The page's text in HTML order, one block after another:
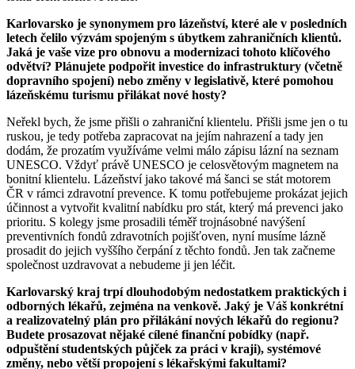
Karlovarsko je synonymem pro lázeňství, které ale v posledních
letech čelilo výzvám spojeným s úbytkem zahraničních klientů.
Jaká je vaše vize pro obnovu a modernizaci tohoto klíčového
odvětví? Plánujete podpořit investice do infrastruktury (včetně
dopravního spojení) nebo změny v legislativě, které pomohou
lázeňskému turismu přilákat nové hosty?
Neřekl bych, že jsme přišli o zahraniční klientelu. Přišli jsme jen o tu
ruskou, je tedy potřeba zapracovat na jejím nahrazení a tady jen
dodám, že prozatím využíváme velmi málo zápisu lázní na seznam
UNESCO. Vždyť právě UNESCO je celosvětovým magnetem na
bonitní klientelu. Lázeňství jako takové má šanci se stát motorem
ČR v rámci zdravotní prevence. K tomu potřebujeme prokázat jejich
účinnost a vytvořit kvalitní nabídku pro stát, který má prevenci jako
prioritu. S kolegy jsme prosadili téměř trojnásobné navýšení
preventivních fondů zdravotních pojišťoven, nyní musíme lázně
prosadit do jejich vyššího čerpání z těchto fondů. Jen tak začneme
společnost uzdravovat a nebudeme ji jen léčit.
Karlovarský kraj trpí dlouhodobým nedostatkem praktických i
odborných lékařů, zejména na venkově. Jaký je Váš konkrétní
a realizovatelný plán pro přilákání nových lékařů do regionu?
Budete prosazovat nějaké cílené finanční pobídky (např.
odpuštění studentských půjček za práci v kraji), systémové
změny, nebo větší propojení s lékařskými fakultami?